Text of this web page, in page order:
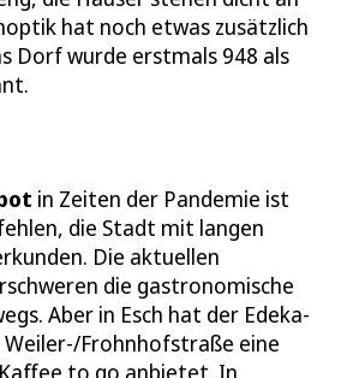
hat noch etwas zusätzlich
Dorf wurde erstmals 948 als
in Zeiten der Pandemie ist
die Stadt mit langen
Die aktuellen
die gastronomische
Aber in Esch hat der Edeka-
Frohnhofstraße eine